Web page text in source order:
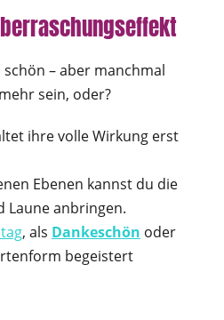
– aber manchmal
sein, oder?
ihre volle Wirkung erst
Ebenen kannst du die
Laune anbringen.
, als Dankeschön oder
begeistert